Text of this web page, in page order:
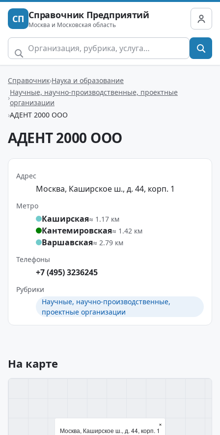
СП Справочник Предприятий
Москва и Московская область
Справочник Наука и образование
Научные, научно-производственные, проектные
организации
АДЕНТ 2000 ООО
АДЕНТ 2000 ООО
Адрес
Москва, Каширское ш., д. 44, корп. 1
Метро
Каширская≈ 1.17 км
Кантемировская≈ 1.42 км
Варшавская≈ 2.79 км
Телефоны
+7 (495) 3236245
Рубрики
Научные, научно-производственные,
проектные организации
На карте
Москва, Каширское ш., д. 44, корп. 1
×